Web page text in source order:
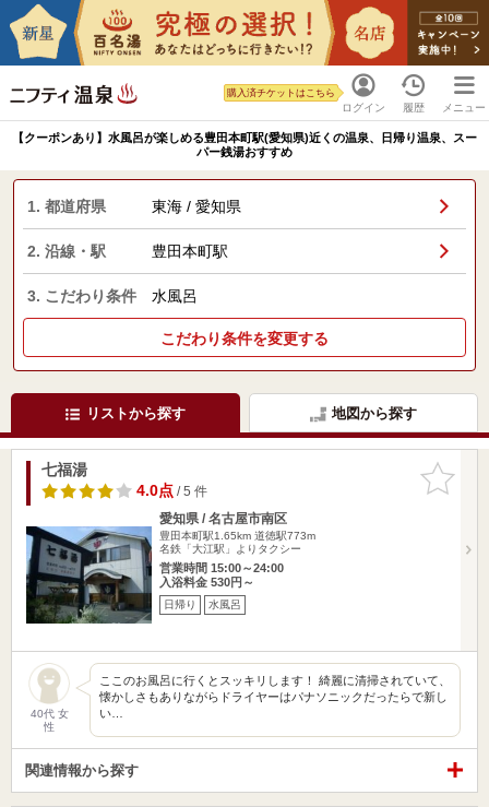
ログイン
購入済チケットはこちら
履歴 メニュー
【クーポンあり】水風呂が楽しめる豊田本町駅(愛知県)近くの温泉、日帰り温泉、スー
パー銭湯おすすめ
1. 都道府県 東海 / 愛知県
2. 沿線・駅 豊田本町駅
3. こだわり条件 水風呂
こだわり条件を変更する
リストから探す 地図から探す
お気に入
りに追加
七福湯
4.0点/ 5 件
愛知県 / 名古屋市南区
豊田本町駅1.65km 道徳駅773m
名鉄「大江駅」よりタクシー
営業時間 15:00～24:00
入浴料金 530円～
日帰り 水風呂
40代 女
性
ここのお風呂に行くとスッキリします！ 綺麗に清掃されていて、
懐かしさもありながらドライヤーはパナソニックだったらで新し
い…
関連情報から探す